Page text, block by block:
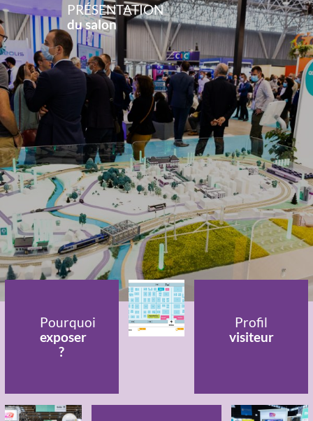
PRÉSENTATION
du salon
Pourquoi
exposer
?
Profil
visiteur